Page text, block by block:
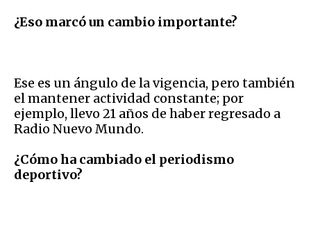
¿Eso marcó un cambio importante?
Ese es un ángulo de la vigencia, pero también
el mantener actividad constante; por
ejemplo, llevo 21 años de haber regresado a
Radio Nuevo Mundo.
¿Cómo ha cambiado el periodismo
deportivo?